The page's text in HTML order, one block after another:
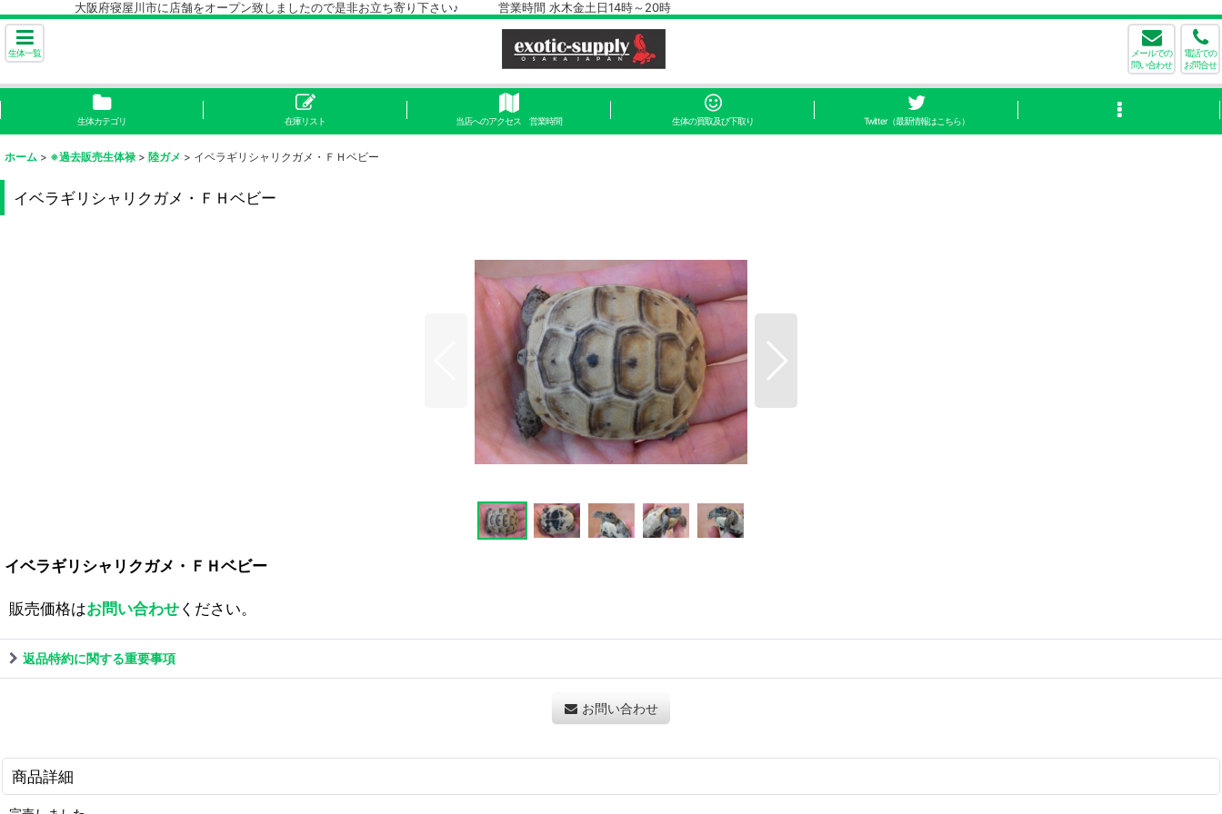
大阪府寝屋川市に店舗をオープン致しましたので是非お立ち寄り下さい♪ 営業時間 水木金土日14時～20時
生体一覧
メールでの
問い合わせ
電話での
お問合せ
生体カテゴリ 在庫リスト 当店へのアクセス 営業時間 生体の買取及び下取り Twitter（最新情報はこちら）
ホーム > ※過去販売生体禄 > 陸ガメ > イベラギリシャリクガメ・ＦＨベビー
イベラギリシャリクガメ・ＦＨベビー
イベラギリシャリクガメ・ＦＨベビー
販売価格はお問い合わせください。
返品特約に関する重要事項
お問い合わせ
商品詳細